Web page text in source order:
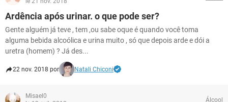
GLOSSÁRIO
Ardência após urinar. o que pode ser?
Gente alguém já teve , tem ,ou sabe oque é quando você toma
alguma bebida alcoólica e urina muito , só que depois arde e dói a
uretra (homem) ? Já des...
22 nov. 2018 por Natali Chiconi
Misael0
Álcool